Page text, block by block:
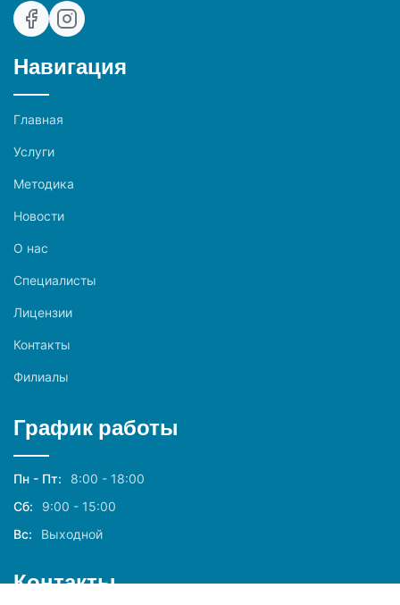
Навигация
Главная
Услуги
Методика
Новости
О нас
Специалисты
Лицензии
Контакты
Филиалы
График работы
Пн - Пт:
8:00 - 18:00
Сб:
9:00 - 15:00
Вс:
Выходной
Контакты